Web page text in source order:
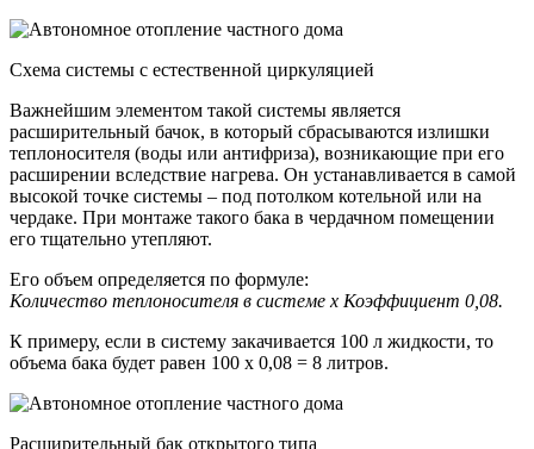
Схема системы с естественной циркуляцией
Важнейшим элементом такой системы является
расширительный бачок, в который сбрасываются излишки
теплоносителя (воды или антифриза), возникающие при его
расширении вследствие нагрева. Он устанавливается в самой
высокой точке системы – под потолком котельной или на
чердаке. При монтаже такого бака в чердачном помещении
его тщательно утепляют.
Его объем определяется по формуле:
Количество теплоносителя в системе х Коэффициент 0,08.
К примеру, если в систему закачивается 100 л жидкости, то
объема бака будет равен 100 х 0,08 = 8 литров.
Расширительный бак открытого типа